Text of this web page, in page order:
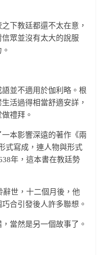
下教廷都還不太在意，
眾並沒有太大的說服
並不適用於伽利略。根
活過得相當舒適安詳，
禮拜。
本影響深遠的著作《兩
式寫成，連人物與形式
年，這本書在教廷勢
辭世，十二個月後，他
合引發後人許多聯想。
當然是另一個故事了。